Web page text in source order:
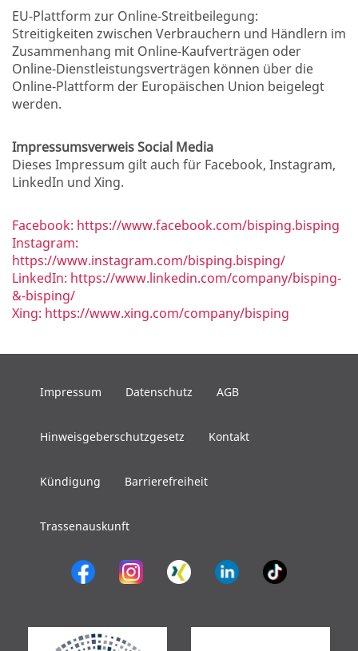
EU-Plattform zur Online-Streitbeilegung:
Streitigkeiten zwischen Verbrauchern und Händlern im
Zusammenhang mit Online-Kaufverträgen oder
Online-Dienstleistungsverträgen können über die
Online-Plattform der Europäischen Union beigelegt
werden.
Impressumsverweis Social Media
Dieses Impressum gilt auch für Facebook, Instagram,
LinkedIn und Xing.
Facebook: https://www.facebook.com/bisping.bisping
Instagram:
https://www.instagram.com/bisping.bisping/
LinkedIn: https://www.linkedin.com/company/bisping-
&-bisping/
Xing: https://www.xing.com/company/bisping
Impressum Datenschutz AGB
Hinweisgeberschutzgesetz Kontakt
Kündigung Barrierefreiheit
Trassenauskunft